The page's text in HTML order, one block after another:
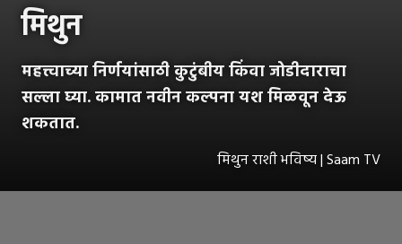
मिथुन
महत्त्वाच्या निर्णयांसाठी कुटुंबीय किंवा जोडीदाराचा
सल्ला घ्या. कामात नवीन कल्पना यश मिळवून देऊ
शकतात.
मिथुन राशी भविष्य | Saam TV